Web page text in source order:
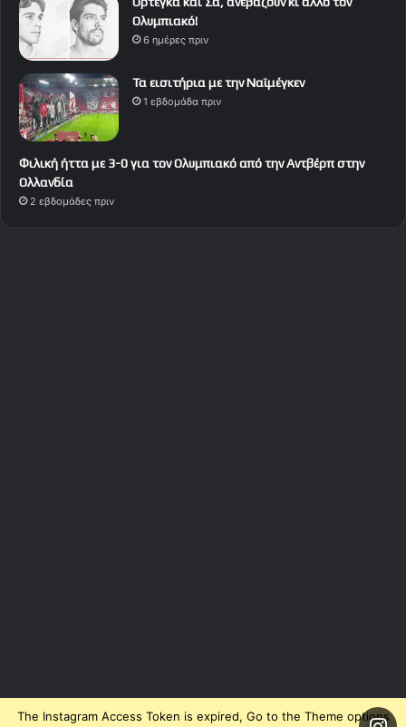
Ολυμπιακό!
6 ημέρες πριν
Τα εισιτήρια με την Ναϊμέγκεν
1 εβδομάδα πριν
Φιλική ήττα με 3-0 για τον Ολυμπιακό από την Αντβέρπ στην
Ολλανδία
2 εβδομάδες πριν
The Instagram Access Token is expired, Go to the Theme options